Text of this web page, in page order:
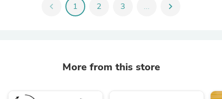
chevron_left 1 2 3 ... chevron_right
More from this store